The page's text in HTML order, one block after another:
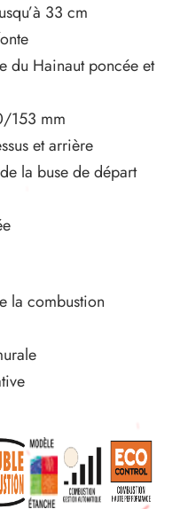
33 cm
du Hainaut poncée et
153 mm
et arrière
la buse de départ
la combustion